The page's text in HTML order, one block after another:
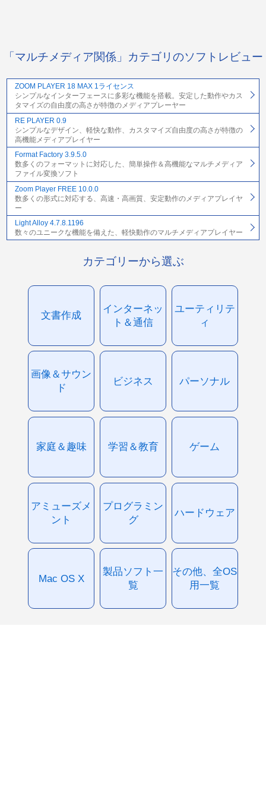
「マルチメディア関係」カテゴリのソフトレビュー
ZOOM PLAYER 18 MAX 1ライセンス
シンプルなインターフェースに多彩な機能を搭載。安定した動作やカス
タマイズの自由度の高さが特徴のメディアプレーヤー
RE PLAYER 0.9
シンプルなデザイン、軽快な動作、カスタマイズ自由度の高さが特徴の
高機能メディアプレイヤー
Format Factory 3.9.5.0
数多くのフォーマットに対応した、簡単操作＆高機能なマルチメディア
ファイル変換ソフト
Zoom Player FREE 10.0.0
数多くの形式に対応する、高速・高画質、安定動作のメディアプレイヤ
ー
Light Alloy 4.7.8.1196
数々のユニークな機能を備えた、軽快動作のマルチメディアプレイヤー
カテゴリーから選ぶ
文書作成
インターネッ
ト＆通信
ユーティリテ
ィ
画像＆サウン
ド
ビジネス パーソナル
家庭＆趣味 学習＆教育 ゲーム
アミューズメ
ント
プログラミン
グ
ハードウェア
Mac OS X
製品ソフト一
覧
その他、全OS
用一覧